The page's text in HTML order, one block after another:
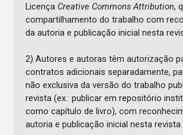
Licença Creative Commons Attribution,
compartilhamento do trabalho com
da autoria e publicação inicial nesta
2) Autores e autoras têm autorização
contratos adicionais separadamente,
não exclusiva da versão do trabalho
revista (ex.: publicar em repositório
como capítulo de livro), com
autoria e publicação inicial nesta revista.